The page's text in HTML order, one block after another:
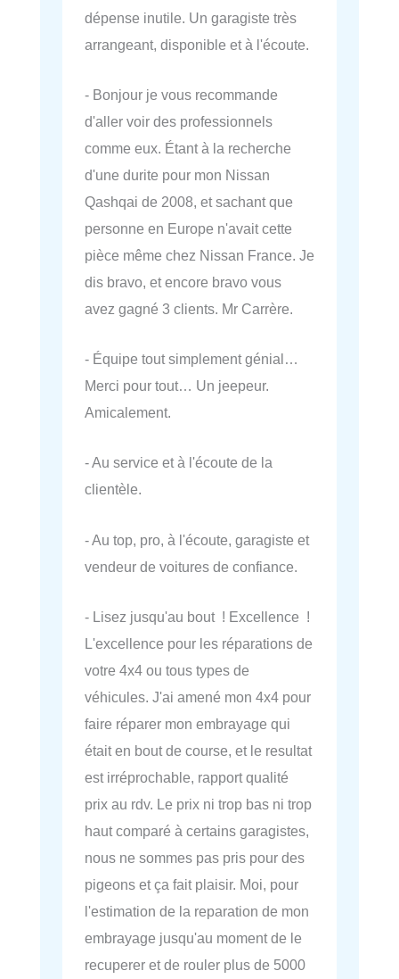
dépense inutile. Un garagiste très
arrangeant, disponible et à l'écoute.
- Bonjour je vous recommande
d'aller voir des professionnels
comme eux. Étant à la recherche
d'une durite pour mon Nissan
Qashqai de 2008, et sachant que
personne en Europe n'avait cette
pièce même chez Nissan France. Je
dis bravo, et encore bravo vous
avez gagné 3 clients. Mr Carrère.
- Équipe tout simplement génial…
Merci pour tout… Un jeepeur.
Amicalement.
- Au service et à l'écoute de la
clientèle.
- Au top, pro, à l'écoute, garagiste et
vendeur de voitures de confiance.
- Lisez jusqu'au bout ! Excellence !
L'excellence pour les réparations de
votre 4x4 ou tous types de
véhicules. J'ai amené mon 4x4 pour
faire réparer mon embrayage qui
était en bout de course, et le resultat
est irréprochable, rapport qualité
prix au rdv. Le prix ni trop bas ni trop
haut comparé à certains garagistes,
nous ne sommes pas pris pour des
pigeons et ça fait plaisir. Moi, pour
l'estimation de la reparation de mon
embrayage jusqu'au moment de le
recuperer et de rouler plus de 5000